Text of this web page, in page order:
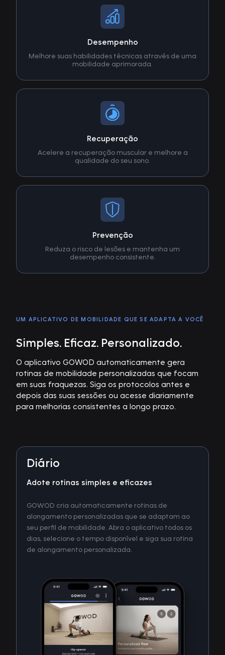
Desempenho
Melhore suas habilidades técnicas através de uma
mobilidade aprimorada.
Recuperação
Acelere a recuperação muscular e melhore a
qualidade do seu sono.
Prevenção
Reduza o risco de lesões e mantenha um
desempenho consistente.
UM APLICATIVO DE MOBILIDADE QUE SE ADAPTA A VOCÊ
Simples. Eficaz. Personalizado.
O aplicativo GOWOD automaticamente gera
rotinas de mobilidade personalizadas que focam
em suas fraquezas. Siga os protocolos antes e
depois das suas sessões ou acesse diariamente
para melhorias consistentes a longo prazo.
Diário
Adote rotinas simples e eficazes
GOWOD cria automaticamente rotinas de
alongamento personalizadas que se adaptam ao
seu perfil de mobilidade. Abra o aplicativo todos os
dias, selecione o tempo disponível e siga sua rotina
de alongamento personalizada.